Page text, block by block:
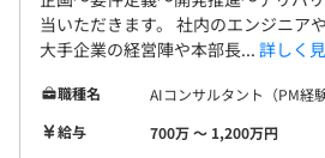
当いただきます。 社内のエンジニア
大手企業の経営陣や本部長... 詳しく
職種名
AIコンサルタント（PM経
給与
700万 〜 1,200万円